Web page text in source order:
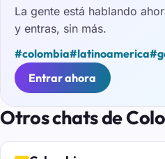
La gente está hablando
y entras, sin más.
#colombia#latinoamerica
Entrar ahora
Otros chats de